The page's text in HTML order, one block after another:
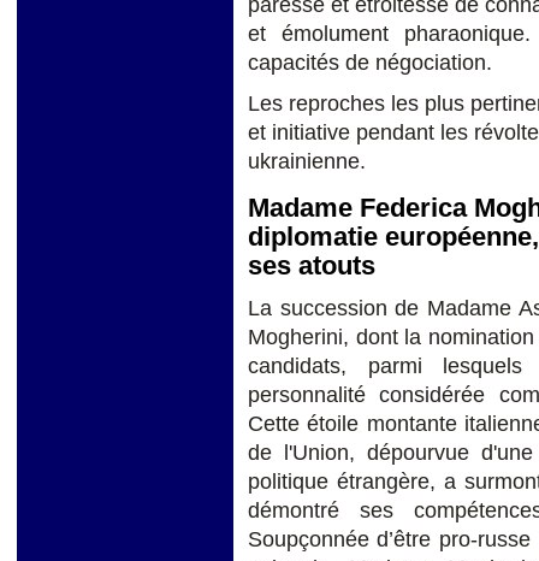
et émolument
capacités de négociation.
Les reproches les plus
et initiative pendant les
ukrainienne.
Madame Federica
diplomatie
ses atouts
La succession de Madame
Mogherini, dont la
candidats, parmi
personnalité considérée
Cette étoile montante
de l'Union, dépourvue
politique étrangère, a
démontré ses
Soupçonnée d’être pro-